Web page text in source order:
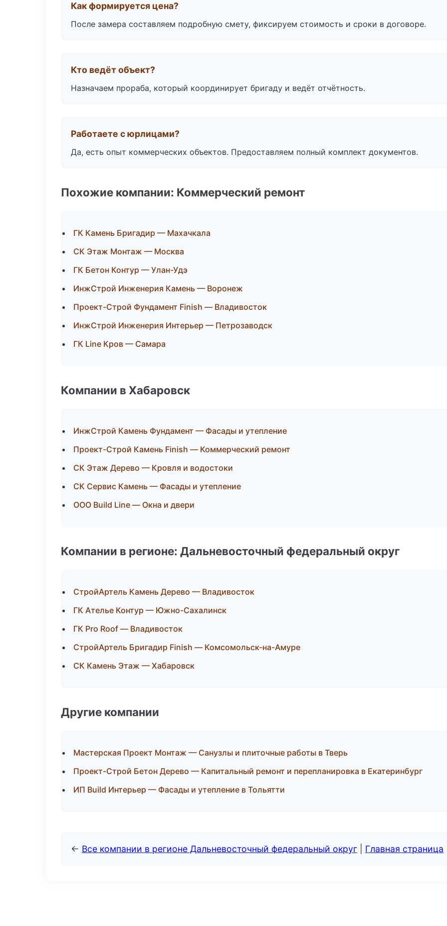
Как формируется цена?
После замера составляем подробную смету, фиксируем стоимость и сроки в договоре.
Кто ведёт объект?
Назначаем прораба, который координирует бригаду и ведёт отчётность.
Работаете с юрлицами?
Да, есть опыт коммерческих объектов. Предоставляем полный комплект документов.
Похожие компании: Коммерческий ремонт
ГК Камень Бригадир — Махачкала
СК Этаж Монтаж — Москва
ГК Бетон Контур — Улан-Удэ
ИнжСтрой Инженерия Камень — Воронеж
Проект-Строй Фундамент Finish — Владивосток
ИнжСтрой Инженерия Интерьер — Петрозаводск
ГК Line Кров — Самара
Компании в Хабаровск
ИнжСтрой Камень Фундамент — Фасады и утепление
Проект-Строй Камень Finish — Коммерческий ремонт
СК Этаж Дерево — Кровля и водостоки
СК Сервис Камень — Фасады и утепление
ООО Build Line — Окна и двери
Компании в регионе: Дальневосточный федеральный округ
СтройАртель Камень Дерево — Владивосток
ГК Ателье Контур — Южно-Сахалинск
ГК Pro Roof — Владивосток
СтройАртель Бригадир Finish — Комсомольск-на-Амуре
СК Камень Этаж — Хабаровск
Другие компании
Мастерская Проект Монтаж — Санузлы и плиточные работы в Тверь
Проект-Строй Бетон Дерево — Капитальный ремонт и перепланировка в Екатеринбург
ИП Build Интерьер — Фасады и утепление в Тольятти
← Все компании в регионе Дальневосточный федеральный округ Главная страница